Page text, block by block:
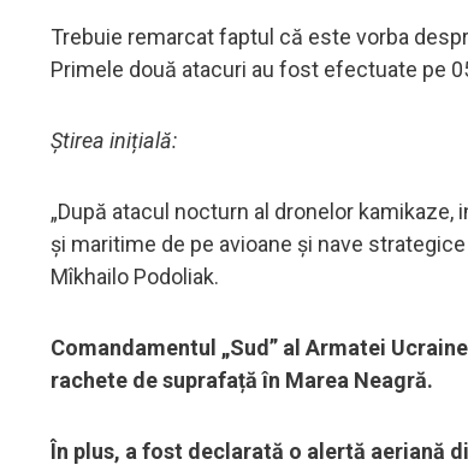
Trebuie remarcat faptul că este vorba
Primele două atacuri au fost efectuate pe
Știrea inițială:
„După atacul nocturn al dronelor
și maritime de pe avioane și nave
Mîkhailo Podoliak.
Comandamentul „Sud” al Armatei
rachete de suprafață în Marea Neagră.
În plus, a fost declarată o alertă aeriană